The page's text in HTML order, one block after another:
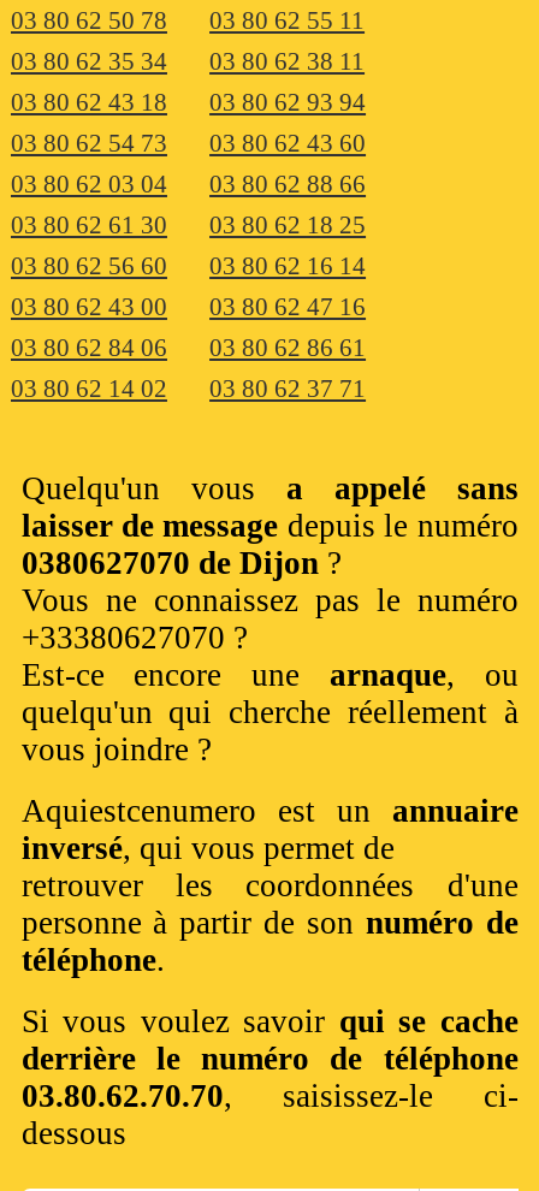
03 80 62 50 78
03 80 62 55 11
03 80 62 35 34
03 80 62 38 11
03 80 62 43 18
03 80 62 93 94
03 80 62 54 73
03 80 62 43 60
03 80 62 03 04
03 80 62 88 66
03 80 62 61 30
03 80 62 18 25
03 80 62 56 60
03 80 62 16 14
03 80 62 43 00
03 80 62 47 16
03 80 62 84 06
03 80 62 86 61
03 80 62 14 02
03 80 62 37 71
Quelqu'un vous a appelé sans
laisser de message depuis le numéro
0380627070 de Dijon?
Vous ne connaissez pas le numéro
+33380627070 ?
Est-ce encore une arnaque, ou
quelqu'un qui cherche réellement à
vous joindre ?
Aquiestcenumero est un annuaire
inversé, qui vous permet de
retrouver les coordonnées d'une
personne à partir de son numéro de
téléphone.
Si vous voulez savoir qui se cache
derrière le numéro de téléphone
03.80.62.70.70, saisissez-le ci-
dessous